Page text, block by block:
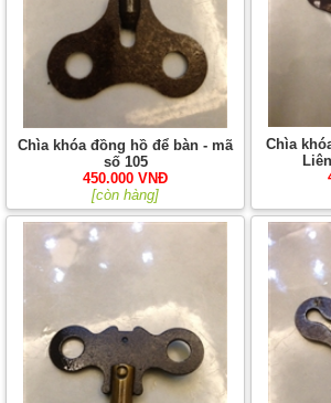
Chìa khóa đồng hồ để bàn - mã
số 105
450.000 VNĐ
[còn hàng]
Chìa